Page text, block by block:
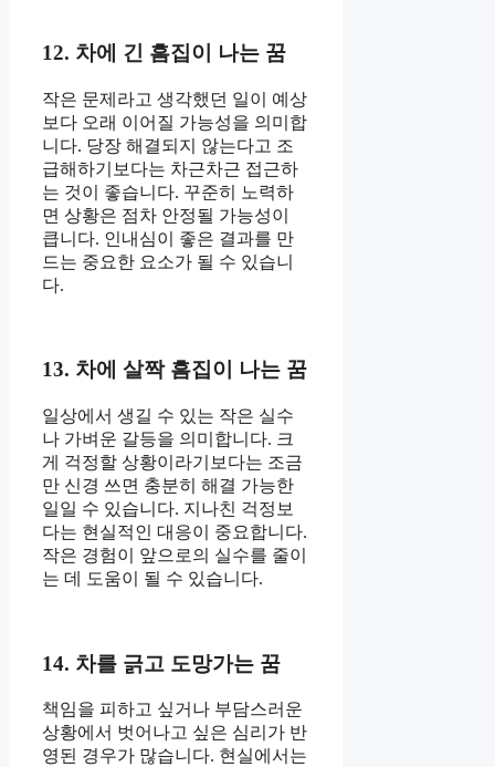
12. 차에 긴 흠집이 나는 꿈
작은 문제라고 생각했던 일이 예상
보다 오래 이어질 가능성을 의미합
니다. 당장 해결되지 않는다고 조
급해하기보다는 차근차근 접근하
는 것이 좋습니다. 꾸준히 노력하
면 상황은 점차 안정될 가능성이
큽니다. 인내심이 좋은 결과를 만
드는 중요한 요소가 될 수 있습니
다.
13. 차에 살짝 흠집이 나는 꿈
일상에서 생길 수 있는 작은 실수
나 가벼운 갈등을 의미합니다. 크
게 걱정할 상황이라기보다는 조금
만 신경 쓰면 충분히 해결 가능한
일일 수 있습니다. 지나친 걱정보
다는 현실적인 대응이 중요합니다.
작은 경험이 앞으로의 실수를 줄이
는 데 도움이 될 수 있습니다.
14. 차를 긁고 도망가는 꿈
책임을 피하고 싶거나 부담스러운
상황에서 벗어나고 싶은 심리가 반
영된 경우가 많습니다. 현실에서는